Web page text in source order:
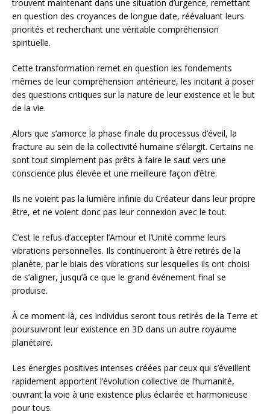
trouvent maintenant dans une situation d’urgence, remettant
en question des croyances de longue date, réévaluant leurs
priorités et recherchant une véritable compréhension
spirituelle.
Cette transformation remet en question les fondements
mêmes de leur compréhension antérieure, les incitant à poser
des questions critiques sur la nature de leur existence et le but
de la vie.
Alors que s’amorce la phase finale du processus d’éveil, la
fracture au sein de la collectivité humaine s’élargit. Certains ne
sont tout simplement pas prêts à faire le saut vers une
conscience plus élevée et une meilleure façon d’être.
Ils ne voient pas la lumière infinie du Créateur dans leur propre
être, et ne voient donc pas leur connexion avec le tout.
C’est le refus d’accepter l’Amour et l’Unité comme leurs
vibrations personnelles. Ils continueront à être retirés de la
planète, par le biais des vibrations sur lesquelles ils ont choisi
de s’aligner, jusqu’à ce que le grand événement final se
produise.
À ce moment-là, ces individus seront tous retirés de la Terre et
poursuivront leur existence en 3D dans un autre royaume
planétaire.
Les énergies positives intenses créées par ceux qui s’éveillent
rapidement apportent l’évolution collective de l’humanité,
ouvrant la voie à une existence plus éclairée et harmonieuse
pour tous.